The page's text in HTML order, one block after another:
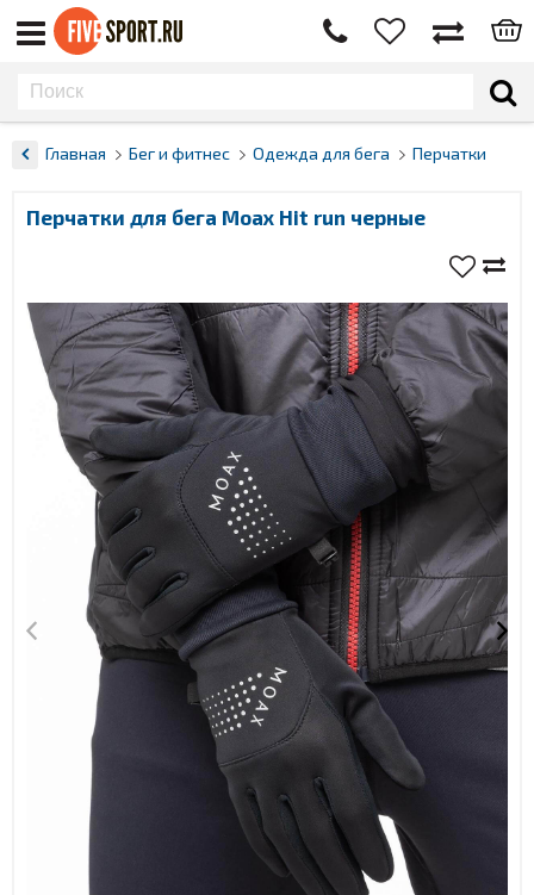
Главная Бег и фитнес Одежда для бега Перчатки
Перчатки для бега Moax Hit run черные